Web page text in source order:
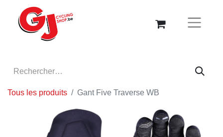
Tous les produits Gant Five Traverse WB